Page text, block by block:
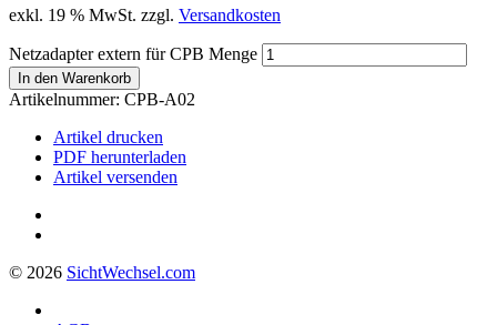
exkl. 19 % MwSt. zzgl. Versandkosten
Netzadapter extern für CPB Menge
In den Warenkorb
Artikelnummer: CPB-A02
Artikel drucken
PDF herunterladen
Artikel versenden
© 2026 SichtWechsel.com